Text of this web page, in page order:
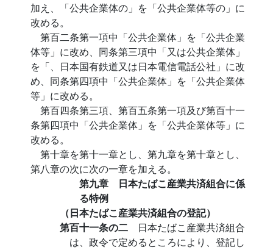
加え、「公共企業体の」を「公共企業体等の」に
改める。
第百二条第一項中「公共企業体」を「公共企業
体等」に改め、同条第三項中「又は公共企業体」
を「、日本国有鉄道又は日本電信電話公社」に改
め、同条第四項中「公共企業体」を「公共企業体
等」に改める。
第百四条第三項、第百五条第一項及び第百十一
条第四項中「公共企業体」を「公共企業体等」に
改める。
第十章を第十一章とし、第九章を第十章とし、
第八章の次に次の一章を加える。
第九章 日本たばこ産業共済組合に係
る特例
（日本たばこ産業共済組合の登記）
第百十一条の二 日本たばこ産業共済組合
は、政令で定めるところにより、登記し